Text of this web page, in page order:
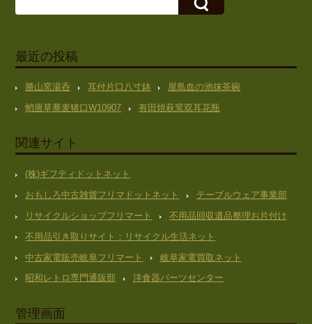
最近の投稿
勝山窯湯呑 耳付片口八寸鉢
屋島血の池抹茶碗
蛸唐草蕎麦猪口W10907
有田焼萩窯双耳花瓶
関連サイト
(株)ギフティドットネット
おもしろ中古雑貨フリマドットネット
テーブルウェア事業部
リサイクルショップフリマート
不用品回収遺品整理お片付け
不用品引き取りサイト：リサイクル生活ネット
中古家電販売岐阜フリマート
岐阜家電買取ネット
昭和レトロ専門通販部
洋食器パーツセンター
管理画面